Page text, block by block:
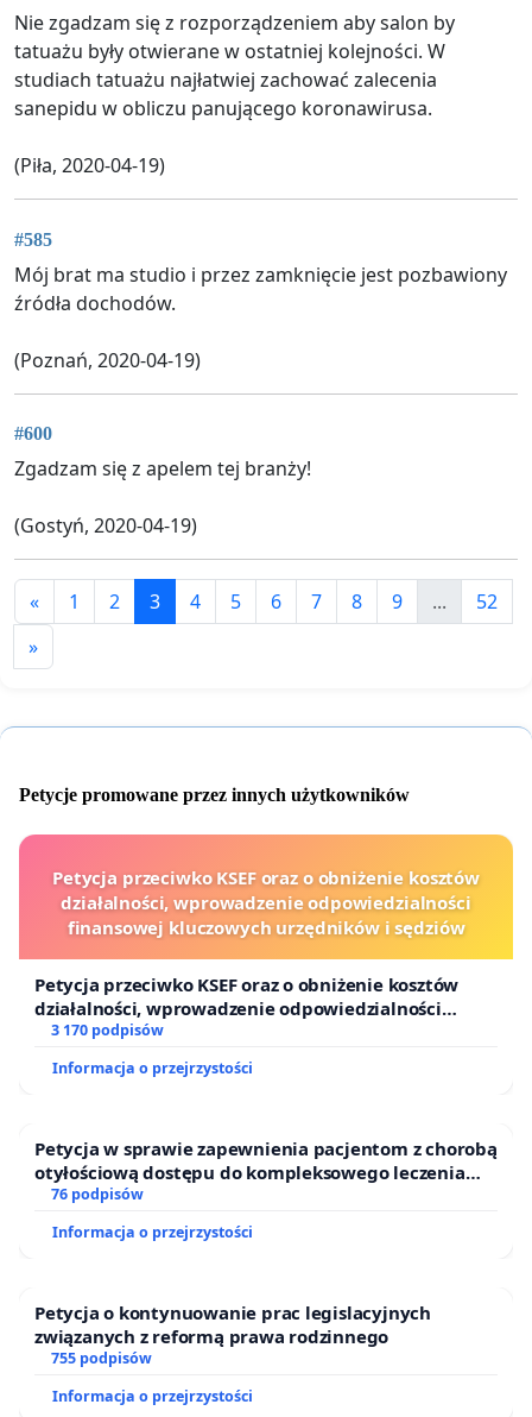
Nie zgadzam się z rozporządzeniem aby salon by
tatuażu były otwierane w ostatniej kolejności. W
studiach tatuażu najłatwiej zachować zalecenia
sanepidu w obliczu panującego koronawirusa.
(Piła, 2020-04-19)
#585
Mój brat ma studio i przez zamknięcie jest pozbawiony
źródła dochodów.
(Poznań, 2020-04-19)
#600
Zgadzam się z apelem tej branży!
(Gostyń, 2020-04-19)
« 1 2 3 4 5 6 7 8 9 ...
52
»
Petycje promowane przez innych użytkowników
Petycja przeciwko KSEF oraz o obniżenie kosztów
działalności, wprowadzenie odpowiedzialności
finansowej kluczowych urzędników i sędziów
Petycja przeciwko KSEF oraz o obniżenie kosztów
działalności, wprowadzenie odpowiedzialności
finansowej kluczowych urzędników i sędziów
3 170 podpisów
Informacja o przejrzystości
Petycja w sprawie zapewnienia pacjentom z chorobą
otyłościową dostępu do kompleksowego leczenia
oraz programów profilaktycznych.
76 podpisów
Informacja o przejrzystości
Petycja o kontynuowanie prac legislacyjnych
związanych z reformą prawa rodzinnego
755 podpisów
Informacja o przejrzystości